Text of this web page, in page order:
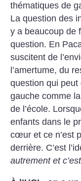
thématiques de
La question des
y a beaucoup de
question. En
suscitent de
l’amertume, du
question qui
gauche comme
de l’école.
enfants dans le
cœur et ce n’est
derrière. C’est
autrement et